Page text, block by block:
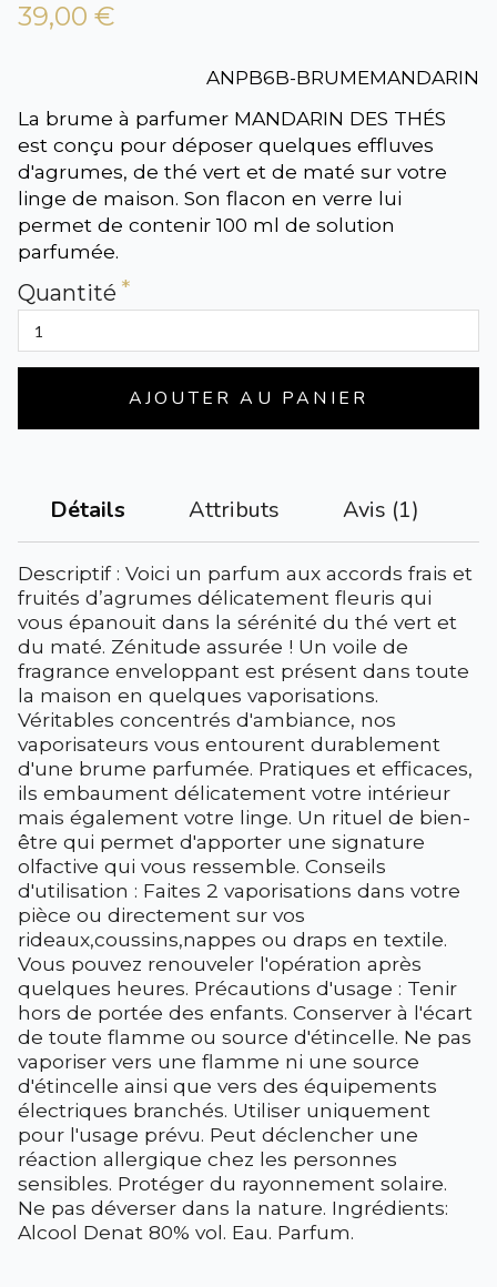
39,00 €
ANPB6B-BRUMEMANDARIN
La brume à parfumer MANDARIN DES THÉS
est conçu pour déposer quelques effluves
d'agrumes, de thé vert et de maté sur votre
linge de maison. Son flacon en verre lui
permet de contenir 100 ml de solution
parfumée.
Quantité
AJOUTER AU PANIER
Détails Attributs Avis (1)
Descriptif : Voici un parfum aux accords frais et
fruités d’agrumes délicatement fleuris qui
vous épanouit dans la sérénité du thé vert et
du maté. Zénitude assurée ! Un voile de
fragrance enveloppant est présent dans toute
la maison en quelques vaporisations.
Véritables concentrés d'ambiance, nos
vaporisateurs vous entourent durablement
d'une brume parfumée. Pratiques et efficaces,
ils embaument délicatement votre intérieur
mais également votre linge. Un rituel de bien-
être qui permet d'apporter une signature
olfactive qui vous ressemble. Conseils
d'utilisation : Faites 2 vaporisations dans votre
pièce ou directement sur vos
rideaux,coussins,nappes ou draps en textile.
Vous pouvez renouveler l'opération après
quelques heures. Précautions d'usage : Tenir
hors de portée des enfants. Conserver à l'écart
de toute flamme ou source d'étincelle. Ne pas
vaporiser vers une flamme ni une source
d'étincelle ainsi que vers des équipements
électriques branchés. Utiliser uniquement
pour l'usage prévu. Peut déclencher une
réaction allergique chez les personnes
sensibles. Protéger du rayonnement solaire.
Ne pas déverser dans la nature. Ingrédients:
Alcool Denat 80% vol. Eau. Parfum.